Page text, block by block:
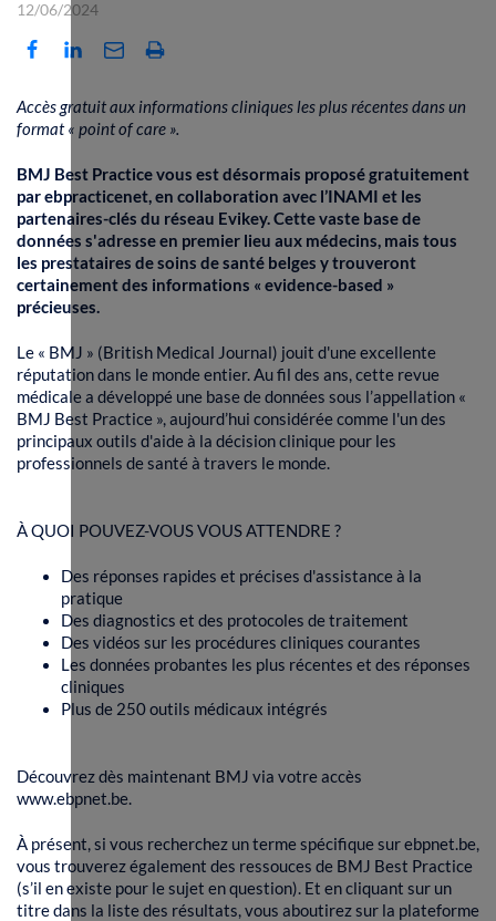
12/06/2024
Accès gratuit aux informations cliniques les plus récentes dans un
format « point of care ».
BMJ Best Practice vous est désormais proposé gratuitement
par ebpracticenet, en collaboration avec l’INAMI et les
partenaires-clés du réseau Evikey. Cette vaste base de
données s'adresse en premier lieu aux médecins, mais tous
les prestataires de soins de santé belges y trouveront
certainement des informations « evidence-based »
précieuses.
Le « BMJ » (British Medical Journal) jouit d'une excellente
réputation dans le monde entier. Au fil des ans, cette revue
médicale a développé une base de données sous l’appellation «
BMJ Best Practice », aujourd’hui considérée comme l'un des
principaux outils d'aide à la décision clinique pour les
professionnels de santé à travers le monde.
À QUOI POUVEZ-VOUS VOUS ATTENDRE ?
Des réponses rapides et précises d'assistance à la
pratique
Des diagnostics et des protocoles de traitement
Des vidéos sur les procédures cliniques courantes
Les données probantes les plus récentes et des réponses
cliniques
Plus de 250 outils médicaux intégrés
Découvrez dès maintenant BMJ via votre accès
www.ebpnet.be.
À présent, si vous recherchez un terme spécifique sur ebpnet.be,
vous trouverez également des ressouces de BMJ Best Practice
(s’il en existe pour le sujet en question). Et en cliquant sur un
titre dans la liste des résultats, vous aboutirez sur la plateforme